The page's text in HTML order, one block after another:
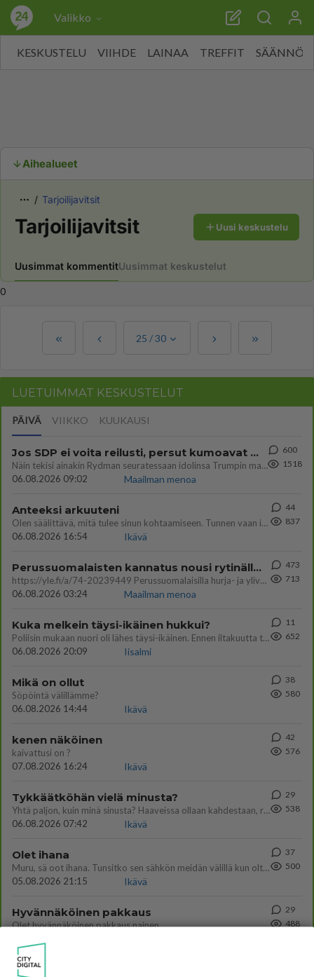
Valikko
KESKUSTELU VIIHDE LAINAA TREFFIT SÄÄNNÖT
Aihealueet
Tarjoilijavitsit
Tarjoilijavitsit Uusi keskustelu
Uusimmat kommentitUusimmat keskustelut
0
25 /30
LUETUIMMAT KESKUSTELUT
PÄIVÄ VIIKKO KUUKAUSI
Jos SDP ei voita reilusti, persut kumoavat demokratian Suomesta
Näin tekisi ainakin Rydman seuratessaan idolinsa Trumpin mallia https://www.is.fi/politiikka/art-2000012187244.html
06.08.2026 09:02
Maailman menoa
600
1518
Anteeksi arkuuteni
Olen säälittävä, mitä tulee sinun kohtaamiseen. Tunnen vaan itseni todella epävarmaksi sun kanssa. Jos minun olisi pitän
06.08.2026 16:54
Ikävä
44
837
Perussuomalaisten kannatus nousi rytinällä Ylen tänään julkaisemassa tuoreimmassa gallup-kyselyssä.
https://yle.fi/a/74-20239449 Perussuomalaisilla hurja- ja ylivoimaisesti suurin nousu tässä uudessa Ylen gallupissa. Kyl
06.08.2026 03:24
Maailman menoa
473
713
Kuka melkein täysi-ikäinen hukkui?
Poliisin mukaan nuori oli lähes täysi-ikäinen. Ennen iltakuutta tulleen ilmoituksen mukaan ihminen oli joutunut mahdoll
06.08.2026 20:09
Iisalmi
11
652
Mikä on ollut
Söpöintä välillämme?
06.08.2026 14:44
Ikävä
38
580
kenen näköinen
kaivattusi on ?
07.08.2026 16:24
Ikävä
42
576
Tykkäätköhän vielä minusta?
Yhtä paljon, kuin minä sinusta? Haaveissa ollaan kahdestaan, rauhassa ja lähennytään fyysisesti ja tutustutaan syvemmin
06.08.2026 07:42
Ikävä
29
538
Olet ihana
Muru, sä oot ihana. Tunsitko sen sähkön meidän välillä kun oltiin ihan låhekkäin? 👩‍❤️‍👩❤️😼😘
05.08.2026 21:15
Ikävä
37
500
Hyvännäköinen pakkaus
Olet hyvännäköinen pakkaus nainen.
29
488
Vihervasemmistofeministinaisasianaiset